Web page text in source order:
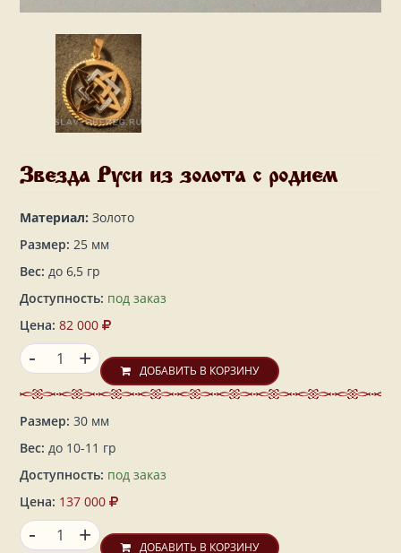
Звезда Руси из золота с родием
Материал: Золото
Размер: 25 мм
Вес: до 6,5 гр
Доступность: под заказ
Цена: 82 000
+
- ДОБАВИТЬ В КОРЗИНУ
Размер: 30 мм
Вес: до 10-11 гр
Доступность: под заказ
Цена: 137 000
+
- ДОБАВИТЬ В КОРЗИНУ